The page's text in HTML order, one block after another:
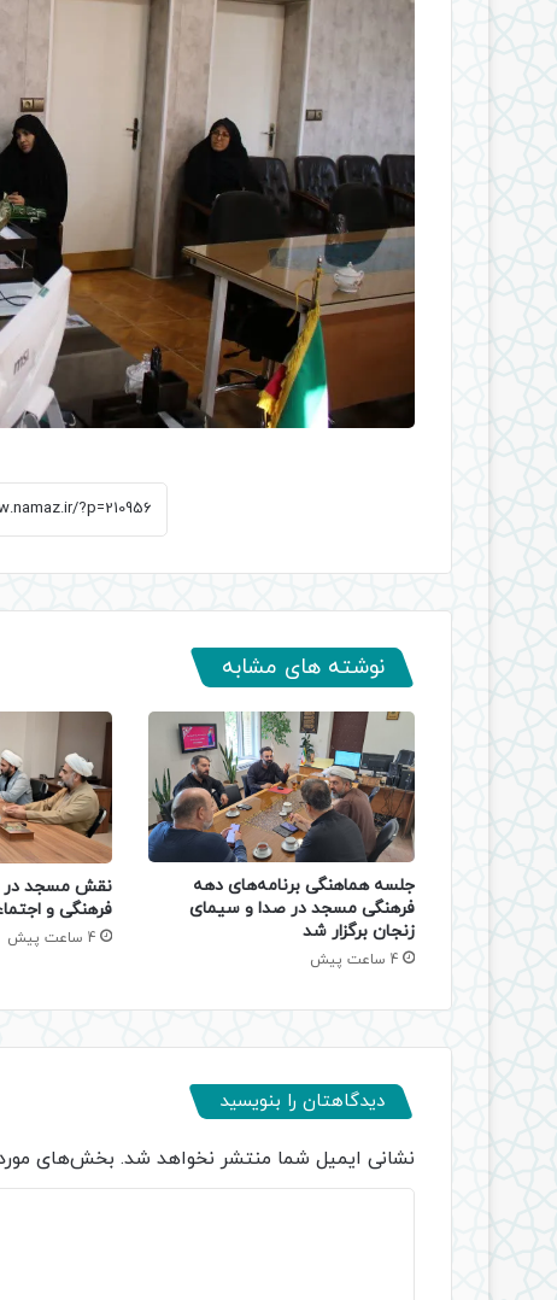
نوشته های مشابه
جلسه هماهنگی برنامه‌های دهه
فرهنگی مسجد در صدا و سیمای
زنجان برگزار شد
4 ساعت پیش
نقش مسجد در
فرهنگی و
4 ساعت پیش
دیدگاهتان را بنویسید
نشانی ایمیل شما منتشر نخواهد شد. بخش‌های